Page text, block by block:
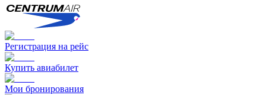
Регистрация на рейс
Купить авиабилет
Мои бронирования